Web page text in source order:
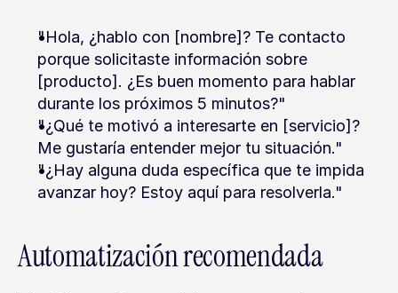
"Hola, ¿hablo con [nombre]? Te contacto
porque solicitaste información sobre
[producto]. ¿Es buen momento para hablar
durante los próximos 5 minutos?"
"¿Qué te motivó a interesarte en [servicio]?
Me gustaría entender mejor tu situación."
"¿Hay alguna duda específica que te impida
avanzar hoy? Estoy aquí para resolverla."
Automatización recomendada